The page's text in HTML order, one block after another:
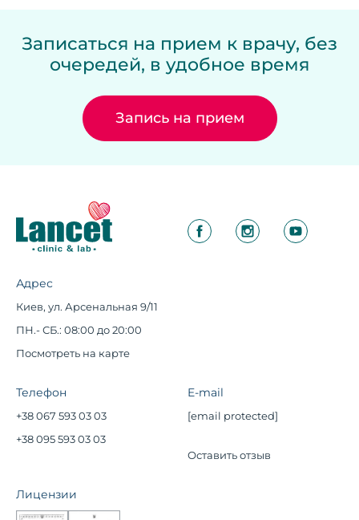
Записаться на прием к врачу, без
очередей, в удобное время
Запись на прием
Адрес
Киев, ул. Арсенальная 9/11
ПН.- СБ.: 08:00 до 20:00
Посмотреть на карте
Телефон
+38 067 593 03 03
+38 095 593 03 03
E-mail
[email protected]
Оставить отзыв
Лицензии